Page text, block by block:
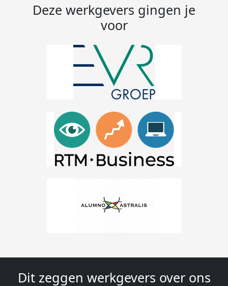
Deze werkgevers gingen je
voor
Dit zeggen werkgevers over ons